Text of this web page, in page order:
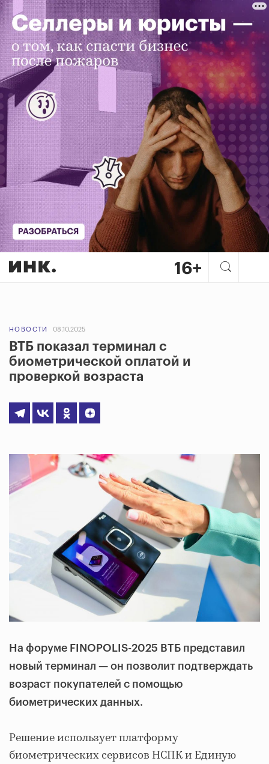
НОВОСТИ 08.10.2025
ВТБ показал терминал с
биометрической оплатой и
проверкой возраста
На форуме FINOPOLIS-2025 ВТБ представил
новый терминал — он позволит подтверждать
возраст покупателей с помощью
биометрических данных.
Решение использует платформу
биометрических сервисов НСПК и Единую